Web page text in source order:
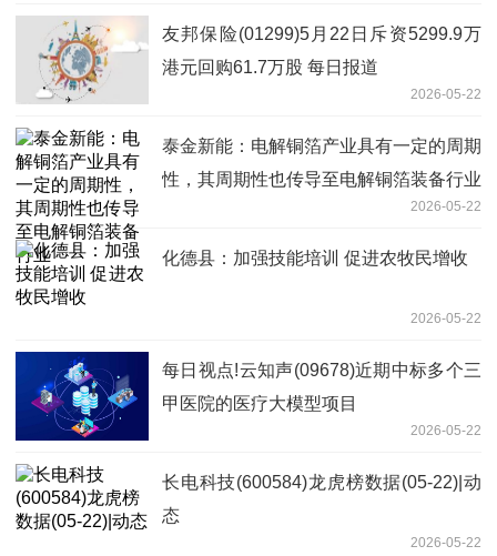
友邦保险(01299)5月22日斥资5299.9万
港元回购61.7万股 每日报道
2026-05-22
泰金新能：电解铜箔产业具有一定的周期
性，其周期性也传导至电解铜箔装备行业
2026-05-22
化德县：加强技能培训 促进农牧民增收
2026-05-22
每日视点!云知声(09678)近期中标多个三
甲医院的医疗大模型项目
2026-05-22
长电科技(600584)龙虎榜数据(05-22)|动
态
2026-05-22